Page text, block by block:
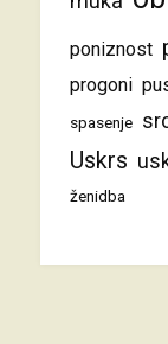
poniznost
progoni
spasenje
Uskrs
ženidba